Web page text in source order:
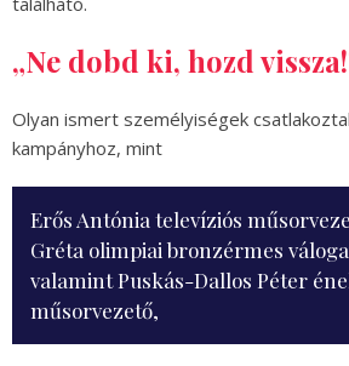
„Ne dobd ki, hozd
Olyan ismert személyiségek
kampányhoz, mint
Erős Antónia televíziós
Gréta olimpiai bronzérmes
valamint Puskás-Dallos Péter
műsorvezető,